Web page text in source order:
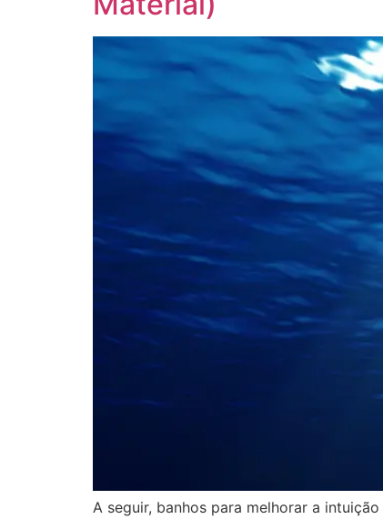
A seguir, banhos para melhorar a